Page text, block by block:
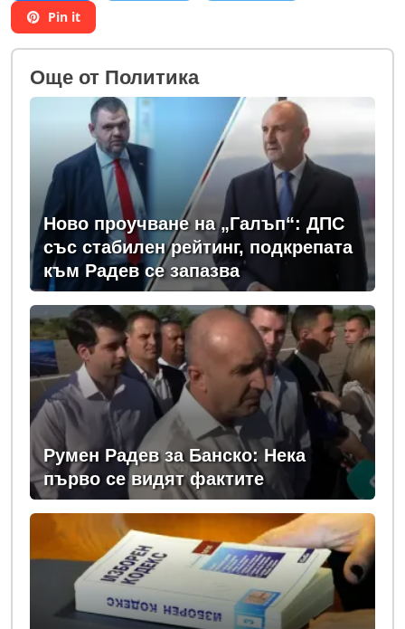
Pin it
Oще от Политика
Ново проучване на „Галъп“: ДПС
със стабилен рейтинг, подкрепата
към Радев се запазва
Румен Радев за Банско: Нека
първо се видят фактите